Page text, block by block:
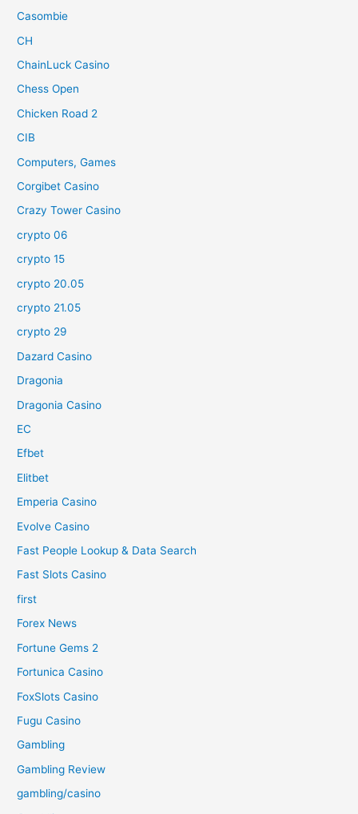
Casombie
CH
ChainLuck Casino
Chess Open
Chicken Road 2
CIB
Computers, Games
Corgibet Casino
Crazy Tower Сasino
crypto 06
crypto 15
crypto 20.05
crypto 21.05
crypto 29
Dazard Casino
Dragonia
Dragonia Casino
EC
Efbet
Elitbet
Emperia Casino
Evolve Casino
Fast People Lookup & Data Search
Fast Slots Casino
first
Forex News
Fortune Gems 2
Fortunica Casino
FoxSlots Casino
Fugu Casino
Gambling
Gambling Review
gambling/casino